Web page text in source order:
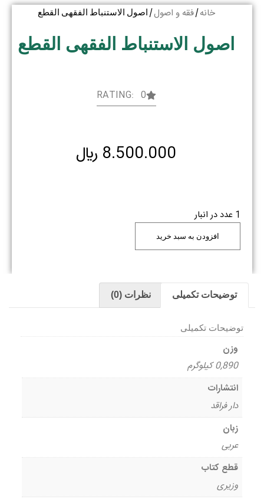
خانه/فقه و اصول/ اصول الاستنباط الفقهی القطع
اصول الاستنباط الفقهی القطع
RATING: 0
8.500.000 ﷼
1 عدد در انبار
افزودن به سبد خرید
توضیحات تکمیلی نظرات (0)
توضیحات تکمیلی
وزن
0,890 کیلوگرم
انتشارات
دار فراقد
زبان
عربی
قطع کتاب
وزیری